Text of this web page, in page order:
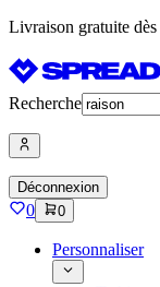
Livraison gratuite
Recherche
Déconnexion
0 0
Personnaliser